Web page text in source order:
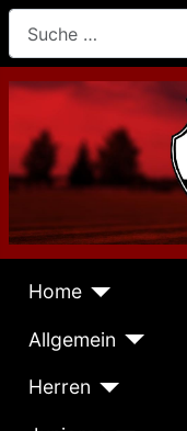
Home
Allgemein
Herren